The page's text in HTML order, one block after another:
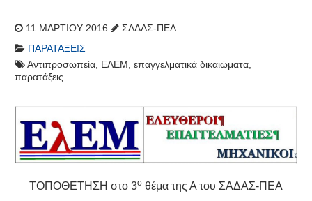
11 ΜΑΡΤΊΟΥ 2016
ΣΑΔΑΣ-ΠΕΑ
ΠΑΡΑΤΆΞΕΙΣ
Αντιπροσωπεία, ΕΛΕΜ , επαγγελματικά δικαιώματα,
παρατάξεις
ΤΟΠΟΘΕΤΗΣΗ στο 3ο θέμα της Α του ΣΑΔΑΣ-ΠΕΑ